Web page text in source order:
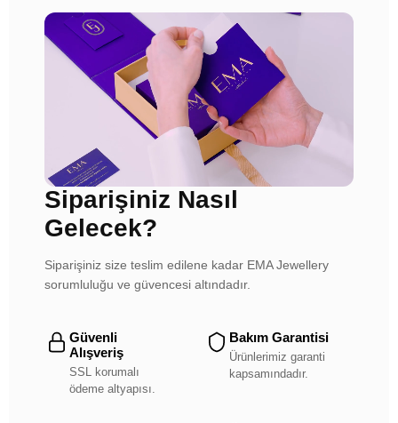
Siparişiniz Nasıl
Gelecek?
Siparişiniz size teslim edilene kadar EMA Jewellery
sorumluluğu ve güvencesi altındadır.
Güvenli
Alışveriş
SSL korumalı
ödeme altyapısı.
Bakım Garantisi
Ürünlerimiz garanti
kapsamındadır.